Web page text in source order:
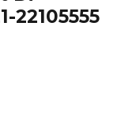
22105555